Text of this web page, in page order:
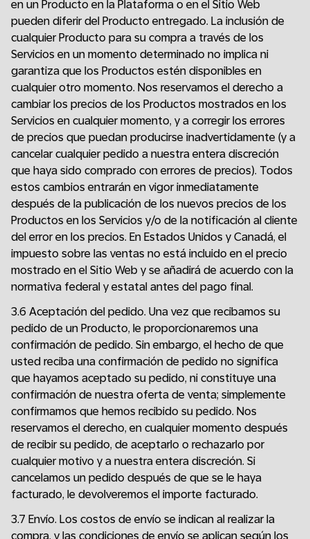
en un Producto en la Plataforma o en el Sitio Web
pueden diferir del Producto entregado. La inclusión de
cualquier Producto para su compra a través de los
Servicios en un momento determinado no implica ni
garantiza que los Productos estén disponibles en
cualquier otro momento. Nos reservamos el derecho a
cambiar los precios de los Productos mostrados en los
Servicios en cualquier momento, y a corregir los errores
de precios que puedan producirse inadvertidamente (y a
cancelar cualquier pedido a nuestra entera discreción
que haya sido comprado con errores de precios). Todos
estos cambios entrarán en vigor inmediatamente
después de la publicación de los nuevos precios de los
Productos en los Servicios y/o de la notificación al cliente
del error en los precios. En Estados Unidos y Canadá, el
impuesto sobre las ventas no está incluido en el precio
mostrado en el Sitio Web y se añadirá de acuerdo con la
normativa federal y estatal antes del pago final.
3.6 Aceptación del pedido. Una vez que recibamos su
pedido de un Producto, le proporcionaremos una
confirmación de pedido. Sin embargo, el hecho de que
usted reciba una confirmación de pedido no significa
que hayamos aceptado su pedido, ni constituye una
confirmación de nuestra oferta de venta; simplemente
confirmamos que hemos recibido su pedido. Nos
reservamos el derecho, en cualquier momento después
de recibir su pedido, de aceptarlo o rechazarlo por
cualquier motivo y a nuestra entera discreción. Si
cancelamos un pedido después de que se le haya
facturado, le devolveremos el importe facturado.
3.7 Envío. Los costos de envío se indican al realizar la
compra, y las condiciones de envío se aplican según los